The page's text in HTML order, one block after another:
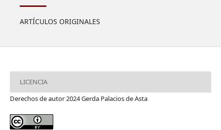
ARTÍCULOS ORIGINALES
LICENCIA
Derechos de autor 2024 Gerda Palacios de Asta